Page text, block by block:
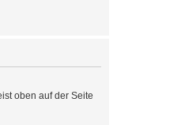
oben auf der Seite